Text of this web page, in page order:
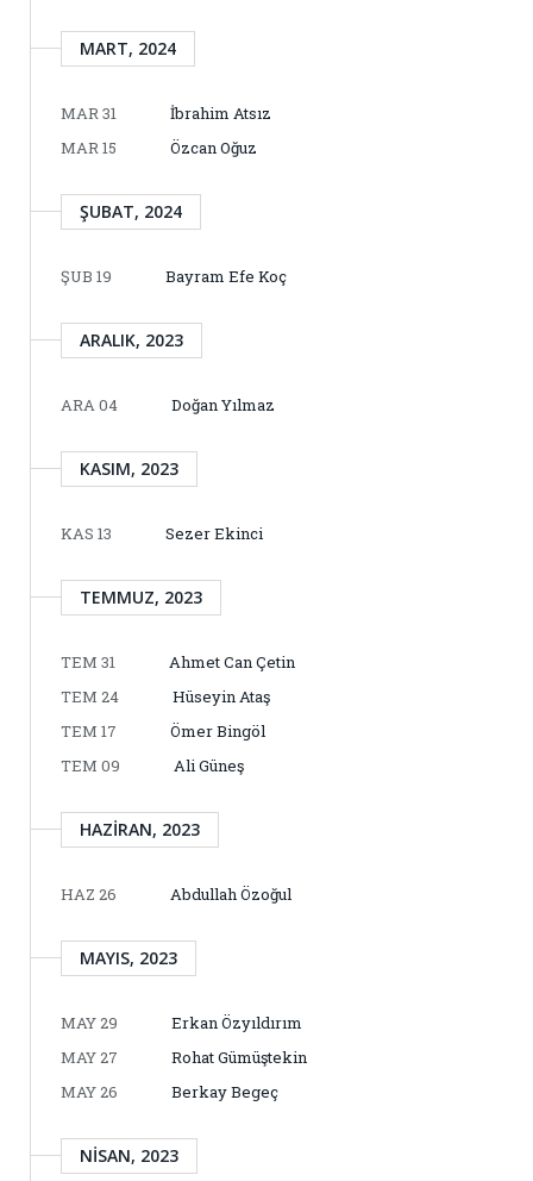
MART, 2024
MAR 31
İbrahim Atsız
MAR 15
Özcan Oğuz
ŞUBAT, 2024
ŞUB 19 Bayram Efe Koç
ARALIK, 2023
ARA 04 Doğan Yılmaz
KASIM, 2023
KAS 13 Sezer Ekinci
TEMMUZ, 2023
TEM 31
Ahmet Can Çetin
TEM 24
Hüseyin Ataş
TEM 17
Ömer Bingöl
TEM 09
Ali Güneş
HAZIRAN, 2023
HAZ 26 Abdullah Özoğul
MAYIS, 2023
MAY 29
Erkan Özyıldırım
MAY 27
Rohat Gümüştekin
MAY 26
Berkay Begeç
NISAN, 2023